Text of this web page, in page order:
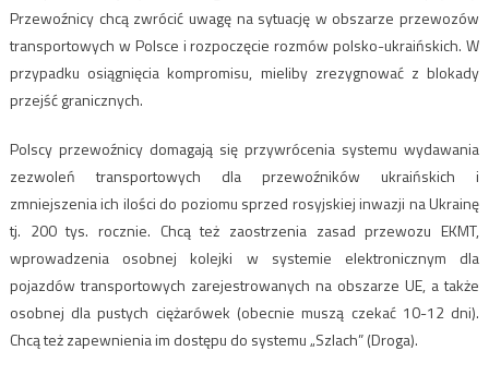
Przewoźnicy chcą zwrócić uwagę na sytuację w obszarze przewozów
transportowych w Polsce i rozpoczęcie rozmów polsko-ukraińskich. W
przypadku osiągnięcia kompromisu, mieliby zrezygnować z blokady
przejść granicznych.
Polscy przewoźnicy domagają się przywrócenia systemu wydawania
zezwoleń transportowych dla przewoźników ukraińskich i
zmniejszenia ich ilości do poziomu sprzed rosyjskiej inwazji na Ukrainę
tj. 200 tys. rocznie. Chcą też zaostrzenia zasad przewozu EKMT,
wprowadzenia osobnej kolejki w systemie elektronicznym dla
pojazdów transportowych zarejestrowanych na obszarze UE, a także
osobnej dla pustych ciężarówek (obecnie muszą czekać 10-12 dni).
Chcą też zapewnienia im dostępu do systemu „Szlach” (Droga).